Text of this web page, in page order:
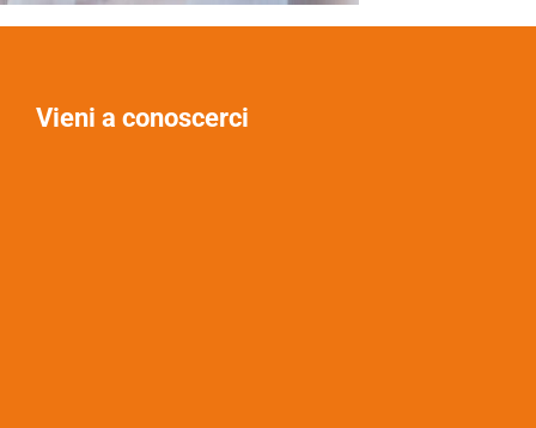
Vieni a conoscerci